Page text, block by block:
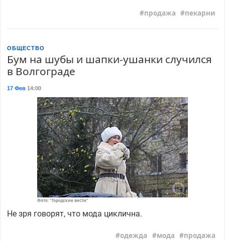
продажа пекарни
ОБЩЕСТВО
Бум на шубы и шапки-ушанки случился
в Волгограде
17 Фев14:00
Фото: "Городские вести"
Не зря говорят, что мода циклична.
одежда мода продажа